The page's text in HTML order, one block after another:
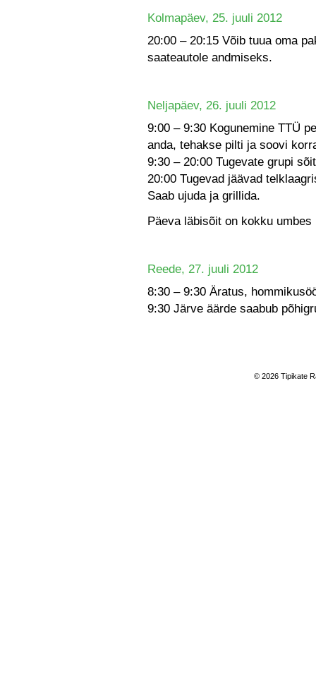
Kolmapäev, 25. juuli 2012
20:00 – 20:15 Võib tuua oma
saateautole andmiseks.
Neljapäev, 26. juuli 2012
9:00 – 9:30 Kogunemine TTÜ
anda, tehakse pilti ja soovi
9:30 – 20:00 Tugevate grupi
20:00 Tugevad jäävad
Saab ujuda ja grillida.
Päeva läbisõit on kokku umbes
Reede, 27. juuli 2012
8:30 – 9:30 Äratus,
9:30 Järve äärde saabub
© 2026 Tipikate